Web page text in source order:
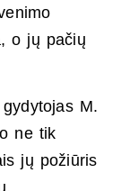
o jų pačių
M.
ne tik
jų požiūris